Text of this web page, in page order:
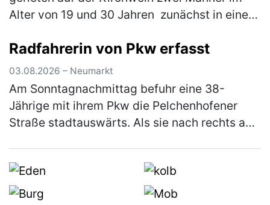
Alter von 19 und 30 Jahren zunächst in einen
Jüngere ein Messer und bedr…(mehr)
Radfahrerin von Pkw erfasst
03.08.2026 – Neumarkt
Am Sonntagnachmittag befuhr eine 38-
Jährige mit ihrem Pkw die Pelchenhofener
Straße stadtauswärts. Als sie nach rechts auf